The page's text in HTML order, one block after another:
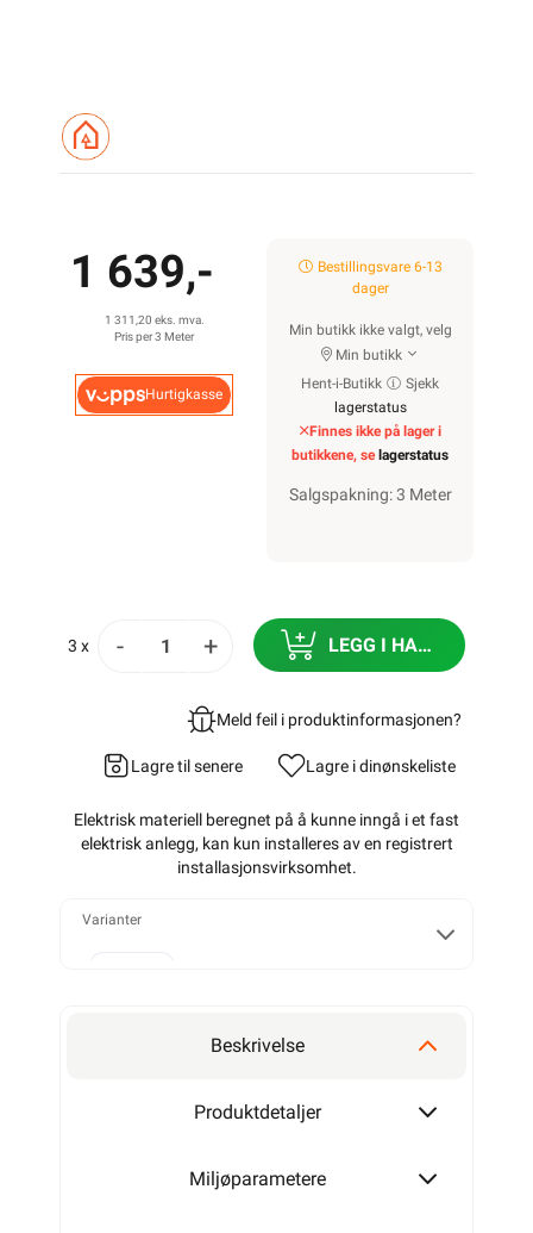
1 639,-
1 311,20 eks. mva.
Pris per 3 Meter
Hurtigkasse
Bestillingsvare 6-13
dager
Min butikk ikke valgt, velg
Min butikk
Hent-i-Butikk
Sjekk
lagerstatus
Finnes ikke på lager i
butikkene, se lagerstatus
Salgspakning: 3 Meter
3 x - + LEGG I HANDLEKURV
Meld feil i produktinformasjonen?
Lagre til senere Lagre i dinønskeliste
Elektrisk materiell beregnet på å kunne inngå i et fast
elektrisk anlegg, kan kun installeres av en registrert
installasjonsvirksomhet.
Varianter
75 mm
Beskrivelse
Produktdetaljer
Miljøparametere